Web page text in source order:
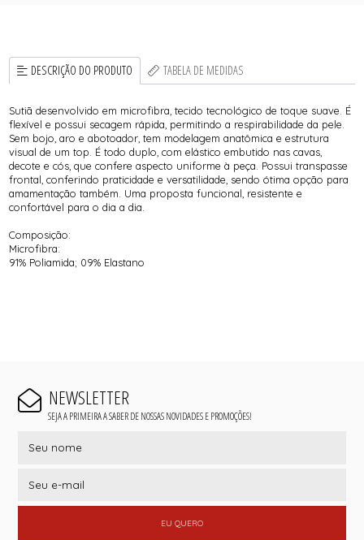
DESCRIÇÃO DO PRODUTO TABELA DE MEDIDAS
Sutiã desenvolvido em microfibra, tecido tecnológico de toque suave. É
flexível e possui secagem rápida, permitindo a respirabilidade da pele.
Sem bojo, aro e abotoador, tem modelagem anatômica e estrutura
visual de um top. É todo duplo, com elástico embutido nas cavas,
decote e cós, que confere aspecto uniforme à peça. Possui transpasse
frontal, conferindo praticidade e versatilidade, sendo ótima opção para
amamentação também. Uma proposta funcional, resistente e
confortável para o dia a dia.
Composição:
Microfibra:
91% Poliamida; 09% Elastano
NEWSLETTER
SEJA A PRIMEIRA A SABER DE NOSSAS NOVIDADES E PROMOÇÕES!
EU QUERO